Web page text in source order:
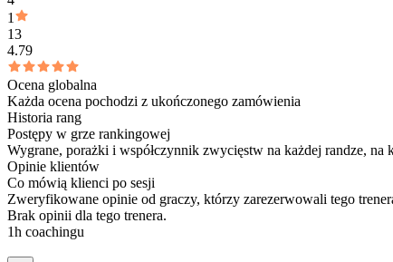
1
13
4.79
Ocena globalna
Każda ocena pochodzi z ukończonego zamówienia
Historia rang
Postępy w grze rankingowej
Wygrane, porażki i współczynnik zwycięstw na każdej randze, na
Opinie klientów
Co mówią klienci po sesji
Zweryfikowane opinie od graczy, którzy zarezerwowali tego
Brak opinii dla tego trenera.
1h coachingu